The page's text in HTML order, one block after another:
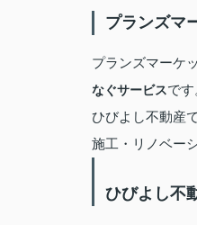
プランズマ
プランズマーケ
なぐサービスです
ひびよし不動産
施工・リノベー
ひびよし不